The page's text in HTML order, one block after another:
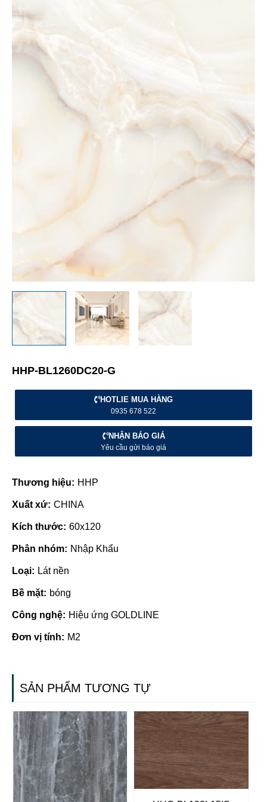
HHP-BL1260DC20-G
HOTLIE MUA HÀNG
0935 678 522
NHẬN BÁO GIÁ
Yêu cầu gửi báo giá
Thương hiệu: HHP
Xuất xứ: CHINA
Kích thước: 60x120
Phân nhóm: Nhập Khẩu
Loại: Lát nền
Bề mặt: bóng
Công nghệ: Hiệu ứng GOLDLINE
Đơn vị tính: M2
SẢN PHẨM TƯƠNG TỰ